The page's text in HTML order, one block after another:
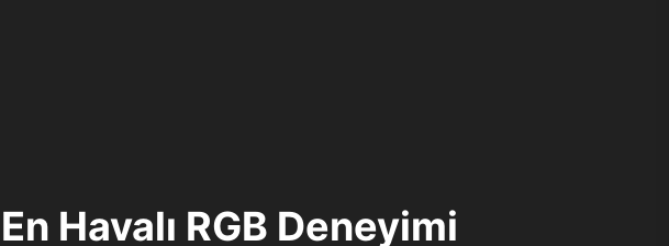
En Havalı RGB Deneyimi